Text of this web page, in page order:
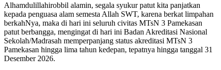
Alhamdulillahirobbil alamin, segala syukur patut kita panjatkan
kepada penguasa alam semesta Allah SWT, karena berkat limpahan
berkahNya, maka di hari ini seluruh civitas MTsN 3 Pamekasan
patut berbangga, mengingat di hari ini Badan Akreditasi Nasional
Sekolah/Madrasah memperpanjang status akreditasi MTsN 3
Pamekasan hingga lima tahun kedepan, tepatnya hingga tanggal 31
Desember 2026.